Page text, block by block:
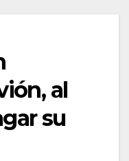
al
su